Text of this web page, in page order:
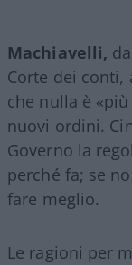
Machiavelli,
Corte dei
che nulla è
nuovi ordini.
Governo la
perché fa; se
fare meglio.
Le ragioni per